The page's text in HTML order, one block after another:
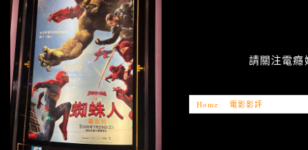
請關注電
Home 電影影評